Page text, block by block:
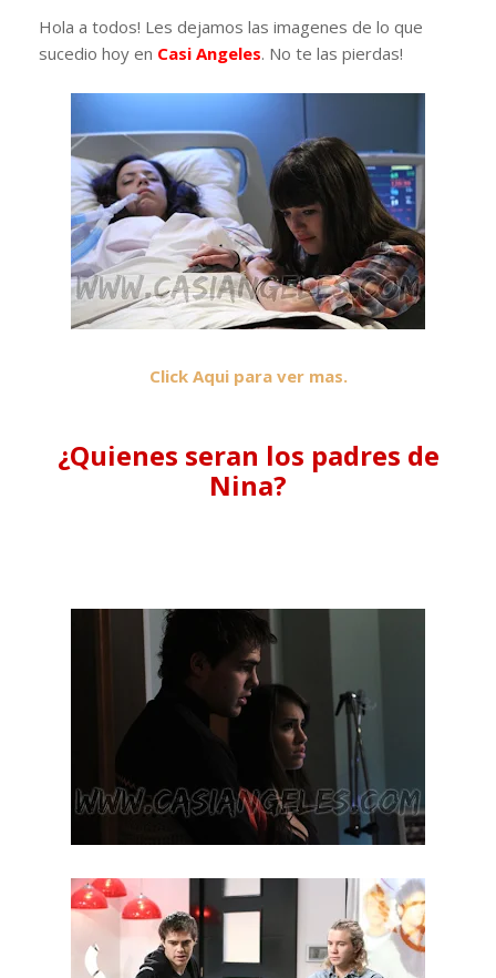
Hola a todos! Les dejamos las imagenes de lo que
sucedio hoy en Casi Angeles. No te las pierdas!
Click Aqui para ver mas.
¿Quienes seran los padres de
Nina?